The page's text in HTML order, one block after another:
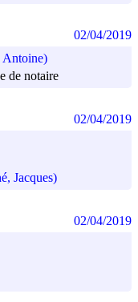
de notaire
02/04/2019
Jacques)
02/04/2019
02/04/2019